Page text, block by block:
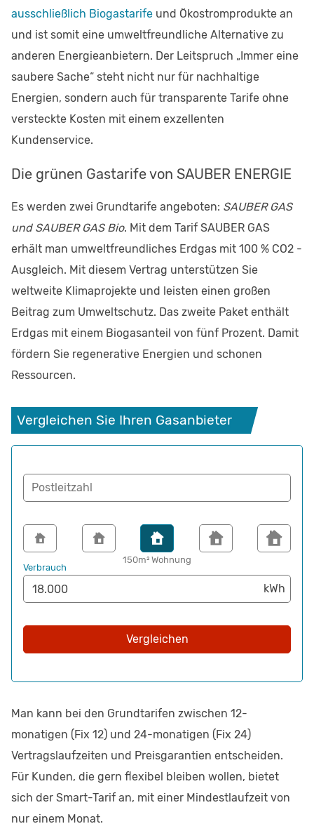
ausschließlich Biogastarife und Ökostromprodukte an
und ist somit eine umweltfreundliche Alternative zu
anderen Energieanbietern. Der Leitspruch „Immer eine
saubere Sache“ steht nicht nur für nachhaltige
Energien, sondern auch für transparente Tarife ohne
versteckte Kosten mit einem exzellenten
Kundenservice.
Die grünen Gastarife von SAUBER ENERGIE
Es werden zwei Grundtarife angeboten: SAUBER GAS
und SAUBER GAS Bio. Mit dem Tarif SAUBER GAS
erhält man umweltfreundliches Erdgas mit 100 % CO2 -
Ausgleich. Mit diesem Vertrag unterstützen Sie
weltweite Klimaprojekte und leisten einen großen
Beitrag zum Umweltschutz. Das zweite Paket enthält
Erdgas mit einem Biogasanteil von fünf Prozent. Damit
fördern Sie regenerative Energien und schonen
Ressourcen.
Vergleichen Sie Ihren Gasanbieter
Postleitzahl
150m² Wohnung
Verbrauch
Vergleichen
Man kann bei den Grundtarifen zwischen 12-
monatigen (Fix 12) und 24-monatigen (Fix 24)
Vertragslaufzeiten und Preisgarantien entscheiden.
Für Kunden, die gern flexibel bleiben wollen, bietet
sich der Smart-Tarif an, mit einer Mindestlaufzeit von
nur einem Monat.